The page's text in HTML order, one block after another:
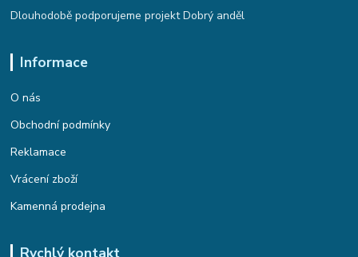
Dlouhodobě podporujeme projekt Dobrý anděl
Informace
O nás
Obchodní podmínky
Reklamace
Vrácení zboží
Kamenná prodejna